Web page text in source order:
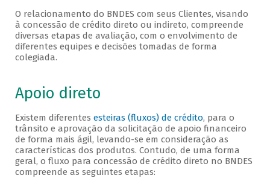
O relacionamento do BNDES com seus Clientes, visando
à concessão de crédito direto ou indireto, compreende
diversas etapas de avaliação, com o envolvimento de
diferentes equipes e decisões tomadas de forma
colegiada.
Apoio direto
Existem diferentes esteiras (fluxos) de crédito, para o
trânsito e aprovação da solicitação de apoio financeiro
de forma mais ágil, levando-se em consideração as
características dos produtos. Contudo, de uma forma
geral, o fluxo para concessão de crédito direto no BNDES
compreende as seguintes etapas: